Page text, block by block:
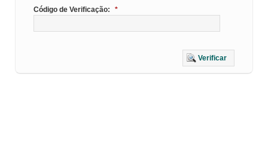
Código de Verificação:
*
Verificar